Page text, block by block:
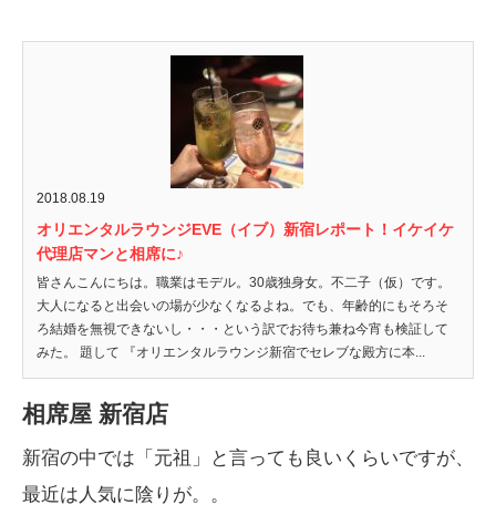
2018.08.19
オリエンタルラウンジEVE（イブ）新宿レポート！イケイケ
代理店マンと相席に♪
皆さんこんにちは。職業はモデル。30歳独身女。不二子（仮）です。
大人になると出会いの場が少なくなるよね。でも、年齢的にもそろそ
ろ結婚を無視できないし・・・という訳でお待ち兼ね今宵も検証して
みた。 題して 『オリエンタルラウンジ新宿でセレブな殿方に本...
相席屋 新宿店
新宿の中では「元祖」と言っても良いくらいですが、
最近は人気に陰りが。。